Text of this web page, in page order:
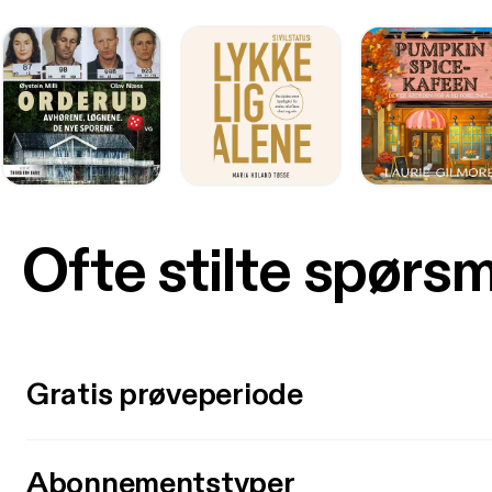
Ofte stilte
Gratis prøveperiode
Abonnementstyper